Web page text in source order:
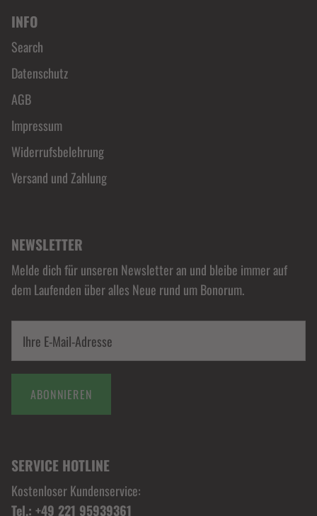
INFO
Search
Datenschutz
AGB
Impressum
Widerrufsbelehrung
Versand und Zahlung
NEWSLETTER
Melde dich für unseren Newsletter an und bleibe immer auf
dem Laufenden über alles Neue rund um Bonorum.
ABONNIEREN
SERVICE HOTLINE
Kostenloser Kundenservice:
Tel.: +49 221 95939361